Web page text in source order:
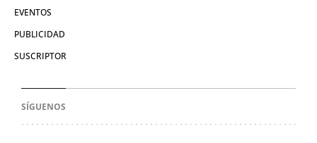
EVENTOS
PUBLICIDAD
SUSCRIPTOR
SÍGUENOS